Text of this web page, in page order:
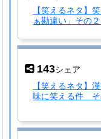
【笑えるネタ】
ぁ勘違い」その
143シェア
【笑えるネタ】
味に笑える件 そ